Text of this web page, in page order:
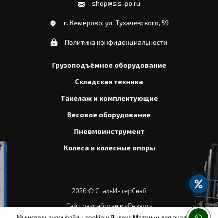
shop@sis-po.ru
г. Кемерово, ул. Тухачевского, 59
Политика конфиденциальности
Грузоподъёмное оборудование
Складская техника
Такелаж и комплектующие
Весовое оборудование
Пневмоинструмент
Колеса и колесные опоры
2026 © СтальИнтерСнаб
Сайт разработан в «Резалт»